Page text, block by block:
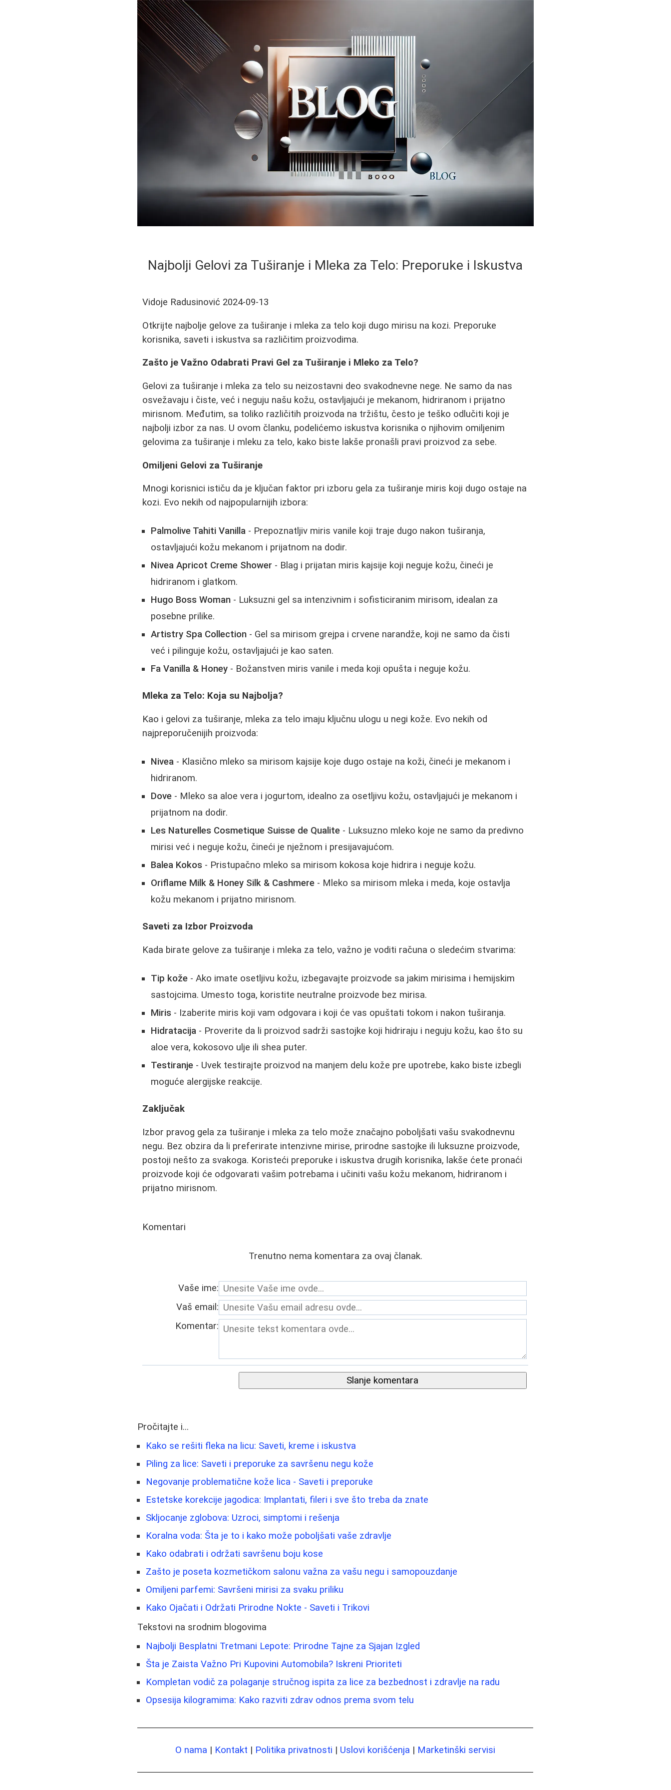
Najbolji Gelovi za Tuširanje i Mleka za Telo: Preporuke i Iskustva
Vidoje Radusinović 2024-09-13
Otkrijte najbolje gelove za tuširanje i mleka za telo koji dugo mirisu na kozi. Preporuke
korisnika, saveti i iskustva sa različitim proizvodima.
Zašto je Važno Odabrati Pravi Gel za Tuširanje i Mleko za Telo?
Gelovi za tuširanje i mleka za telo su neizostavni deo svakodnevne nege. Ne samo da nas
osvežavaju i čiste, već i neguju našu kožu, ostavljajući je mekanom, hidriranom i prijatno
mirisnom. Međutim, sa toliko različitih proizvoda na tržištu, često je teško odlučiti koji je
najbolji izbor za nas. U ovom članku, podelićemo iskustva korisnika o njihovim omiljenim
gelovima za tuširanje i mleku za telo, kako biste lakše pronašli pravi proizvod za sebe.
Omiljeni Gelovi za Tuširanje
Mnogi korisnici ističu da je ključan faktor pri izboru gela za tuširanje miris koji dugo ostaje na
kozi. Evo nekih od najpopularnijih izbora:
Palmolive Tahiti Vanilla - Prepoznatljiv miris vanile koji traje dugo nakon tuširanja,
ostavljajući kožu mekanom i prijatnom na dodir.
Nivea Apricot Creme Shower - Blag i prijatan miris kajsije koji neguje kožu, čineći je
hidriranom i glatkom.
Hugo Boss Woman - Luksuzni gel sa intenzivnim i sofisticiranim mirisom, idealan za
posebne prilike.
Artistry Spa Collection - Gel sa mirisom grejpa i crvene narandže, koji ne samo da čisti
već i pilinguje kožu, ostavljajući je kao saten.
Fa Vanilla & Honey - Božanstven miris vanile i meda koji opušta i neguje kožu.
Mleka za Telo: Koja su Najbolja?
Kao i gelovi za tuširanje, mleka za telo imaju ključnu ulogu u negi kože. Evo nekih od
najpreporučenijih proizvoda:
Nivea - Klasično mleko sa mirisom kajsije koje dugo ostaje na koži, čineći je mekanom i
hidriranom.
Dove - Mleko sa aloe vera i jogurtom, idealno za osetljivu kožu, ostavljajući je mekanom i
prijatnom na dodir.
Les Naturelles Cosmetique Suisse de Qualite - Luksuzno mleko koje ne samo da predivno
mirisi već i neguje kožu, čineći je nježnom i presijavajućom.
Balea Kokos - Pristupačno mleko sa mirisom kokosa koje hidrira i neguje kožu.
Oriflame Milk & Honey Silk & Cashmere - Mleko sa mirisom mleka i meda, koje ostavlja
kožu mekanom i prijatno mirisnom.
Saveti za Izbor Proizvoda
Kada birate gelove za tuširanje i mleka za telo, važno je voditi računa o sledećim stvarima:
Tip kože - Ako imate osetljivu kožu, izbegavajte proizvode sa jakim mirisima i hemijskim
sastojcima. Umesto toga, koristite neutralne proizvode bez mirisa.
Miris - Izaberite miris koji vam odgovara i koji će vas opuštati tokom i nakon tuširanja.
Hidratacija - Proverite da li proizvod sadrži sastojke koji hidriraju i neguju kožu, kao što su
aloe vera, kokosovo ulje ili shea puter.
Testiranje - Uvek testirajte proizvod na manjem delu kože pre upotrebe, kako biste izbegli
moguće alergijske reakcije.
Zaključak
Izbor pravog gela za tuširanje i mleka za telo može značajno poboljšati vašu svakodnevnu
negu. Bez obzira da li preferirate intenzivne mirise, prirodne sastojke ili luksuzne proizvode,
postoji nešto za svakoga. Koristeći preporuke i iskustva drugih korisnika, lakše ćete pronaći
proizvode koji će odgovarati vašim potrebama i učiniti vašu kožu mekanom, hidriranom i
prijatno mirisnom.
Komentari
Trenutno nema komentara za ovaj članak.
Vaše ime:
Vaš email:
Komentar:
Slanje komentara
Pročitajte i...
Kako se rešiti fleka na licu: Saveti, kreme i iskustva
Piling za lice: Saveti i preporuke za savršenu negu kože
Negovanje problematične kože lica - Saveti i preporuke
Estetske korekcije jagodica: Implantati, fileri i sve što treba da znate
Skljocanje zglobova: Uzroci, simptomi i rešenja
Koralna voda: Šta je to i kako može poboljšati vaše zdravlje
Kako odabrati i održati savršenu boju kose
Zašto je poseta kozmetičkom salonu važna za vašu negu i samopouzdanje
Omiljeni parfemi: Savršeni mirisi za svaku priliku
Kako Ojačati i Održati Prirodne Nokte - Saveti i Trikovi
Tekstovi na srodnim blogovima
Najbolji Besplatni Tretmani Lepote: Prirodne Tajne za Sjajan Izgled
Šta je Zaista Važno Pri Kupovini Automobila? Iskreni Prioriteti
Kompletan vodič za polaganje stručnog ispita za lice za bezbednost i zdravlje na radu
Opsesija kilogramima: Kako razviti zdrav odnos prema svom telu
O nama | Kontakt | Politika privatnosti | Uslovi korišćenja | Marketinški servisi